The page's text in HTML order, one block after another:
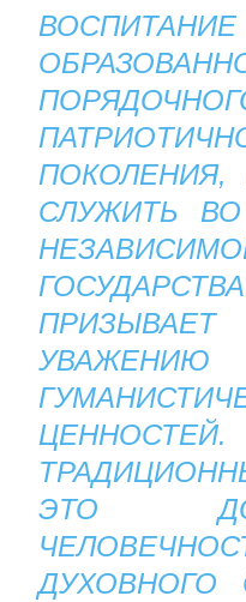
ВОСПИТАНИЕ
ПОКОЛЕНИЯ,
СЛУЖИТЬ
УВАЖЕНИЮ
ЭТО
ДУХОВНОГО